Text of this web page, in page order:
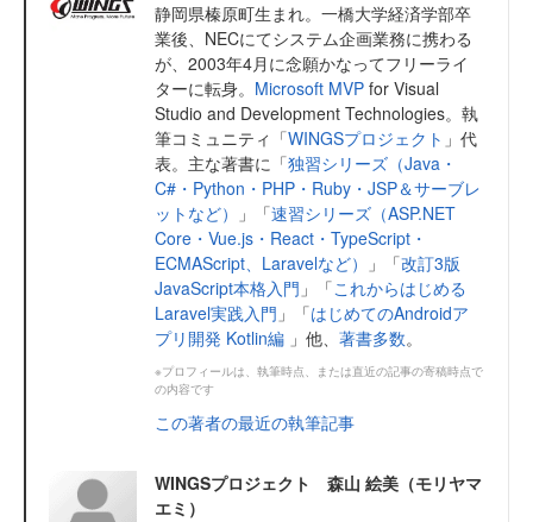
静岡県榛原町生まれ。一橋大学経済学部卒
業後、NECにてシステム企画業務に携わる
が、2003年4月に念願かなってフリーライ
ターに転身。 Microsoft MVP for Visual
Studio and Development Technologies。執
筆コミュニティ「WINGSプロジェクト 」代
表。主な著書に「独習シリーズ（Java・
C#・Python・PHP・Ruby・JSP＆サーブレ
ットなど）
」「速習シリーズ（ASP.NET
Core・Vue.js・React・TypeScript・
ECMAScript、Laravelなど）
」「改訂3版
JavaScript本格入門 」「これからはじめる
Laravel実践入門 」「はじめてのAndroidア
プリ開発 Kotlin編 」他、 著書多数。
※プロフィールは、執筆時点、または直近の記事の寄稿時点で
の内容です
この著者の最近の執筆記事
WINGSプロジェクト 森山 絵美（モリヤマ
エミ）